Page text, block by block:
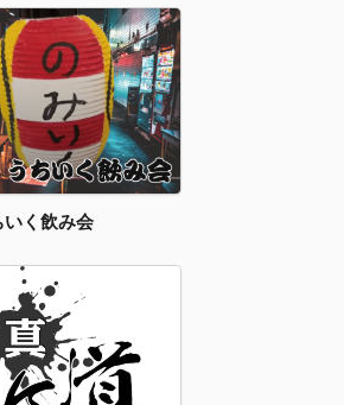
いく飲み会